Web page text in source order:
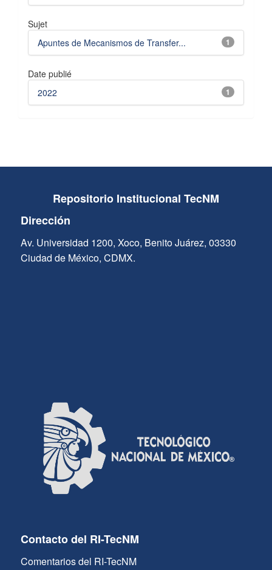
Sujet
1
Apuntes de Mecanismos de Transfer...
Date publié
1
2022
Repositorio Institucional TecNM
Dirección
Av. Universidad 1200, Xoco, Benito Juárez, 03330
Ciudad de México, CDMX.
Contacto del RI-TecNM
Comentarios del RI-TecNM